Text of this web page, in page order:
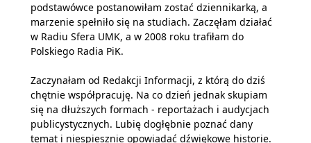
podstawówce postanowiłam zostać dziennikarką, a
marzenie spełniło się na studiach. Zaczęłam działać
w Radiu Sfera UMK, a w 2008 roku trafiłam do
Polskiego Radia PiK.
Zaczynałam od Redakcji Informacji, z którą do dziś
chętnie współpracuję. Na co dzień jednak skupiam
się na dłuższych formach - reportażach i audycjach
publicystycznych. Lubię dogłębnie poznać dany
temat i niespiesznie opowiadać dźwiękowe historie.